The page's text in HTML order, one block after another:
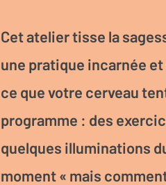
Cet atelier tisse la
une pratique incarnée
ce que votre cerveau
programme : des
quelques illuminations
moment « mais